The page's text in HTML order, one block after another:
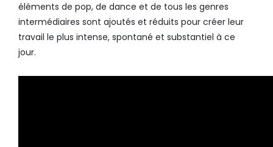
éléments de pop, de dance et de tous les genres
intermédiaires sont ajoutés et réduits pour créer leur
travail le plus intense, spontané et substantiel à ce
jour.